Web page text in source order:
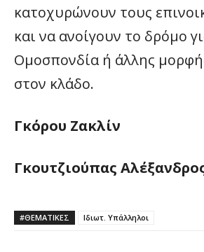
κατοχυρώνουν τους
και να ανοίγουν το δρόμο
Ομοσπονδία ή άλλης
στον κλάδο.
Γκόρου Ζακλίν
Γκουτζιούπας
#ΘΕΜΑΤΙΚΈΣ Ιδιωτ. Υπάλληλοι